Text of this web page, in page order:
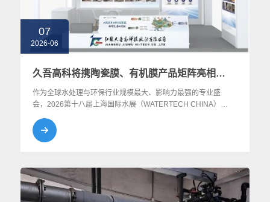
07
2026-06
久吾高科将携陶瓷膜、有机膜产品矩阵亮相上海水展，欢迎届时莅临参观交流
作为全球水处理与环保行业规模最大、影响力最强的专业盛
会，2026第十八届上海国际水展（WATERTECH CHINA）将